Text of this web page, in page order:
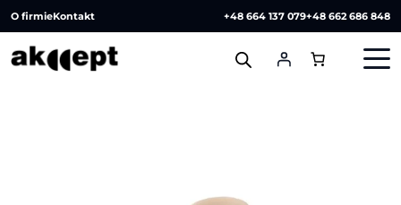
O firmieKontakt +48 664 137 079+48 662 686 848